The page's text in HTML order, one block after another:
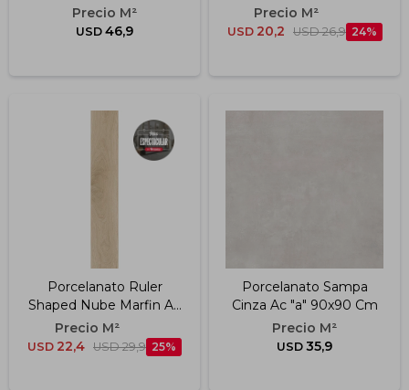
USD 46,9
Cm
USD 20,2 USD 26,9 24
Porcelanato Ruler
Shaped Nube Marfin Ac
Rt "a" 20x120 Cm
USD 22,4 USD 29,9 25
Porcelanato Sampa
Cinza Ac "a" 90x90 Cm
USD 35,9